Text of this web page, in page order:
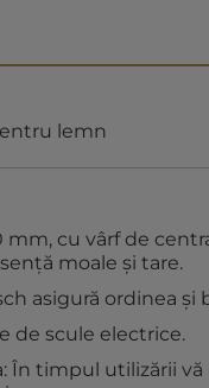
lemn
cu vârf de
moale şi tare.
asigură ordinea și
de scule electrice.
timpul utilizării